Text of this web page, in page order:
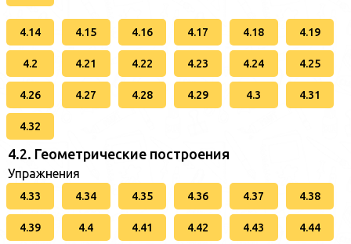
4.14 4.15 4.16 4.17 4.18 4.19
4.2 4.21 4.22 4.23 4.24 4.25
4.26 4.27 4.28 4.29 4.3 4.31
4.32
4.2. Геометрические построения
Упражнения
4.33 4.34 4.35 4.36 4.37 4.38
4.39 4.4 4.41 4.42 4.43 4.44